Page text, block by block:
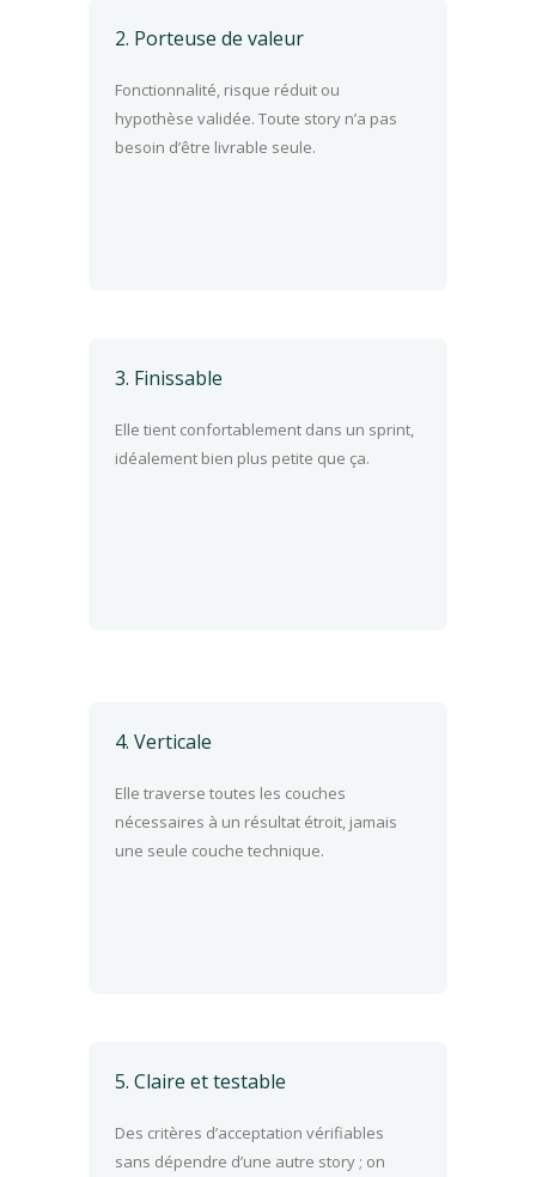
2. Porteuse de valeur
Fonctionnalité, risque réduit ou
hypothèse validée. Toute story n’a pas
besoin d’être livrable seule.
3. Finissable
Elle tient confortablement dans un sprint,
idéalement bien plus petite que ça.
4. Verticale
Elle traverse toutes les couches
nécessaires à un résultat étroit, jamais
une seule couche technique.
5. Claire et testable
Des critères d’acceptation vérifiables
sans dépendre d’une autre story ; on